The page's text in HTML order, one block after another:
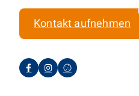
Kontakt aufnehmen